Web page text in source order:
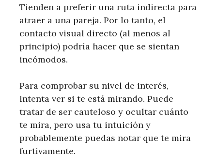
Tienden a preferir una ruta indirecta para
atraer a una pareja. Por lo tanto, el
contacto visual directo (al menos al
principio) podría hacer que se sientan
incómodos.
Para comprobar su nivel de interés,
intenta ver si te está mirando. Puede
tratar de ser cauteloso y ocultar cuánto
te mira, pero usa tu intuición y
probablemente puedas notar que te mira
furtivamente.